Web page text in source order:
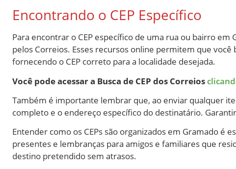
Encontrando o CEP Específico
Para encontrar o CEP específico de uma rua ou bairro
pelos Correios. Esses recursos online permitem que
fornecendo o CEP correto para a localidade desejada.
Você pode acessar a Busca de CEP dos Correios
Também é importante lembrar que, ao enviar qualquer
completo e o endereço específico do destinatário.
Entender como os CEPs são organizados em Gramado é
presentes e lembranças para amigos e familiares que
destino pretendido sem atrasos.